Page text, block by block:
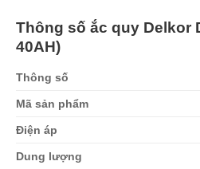
Thông số ắc quy Delkor
40AH)
Thông số
Mã sản phẩm
Điện áp
Dung lượng